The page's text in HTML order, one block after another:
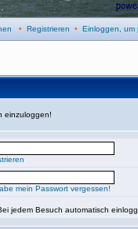
• Registrieren • Einloggen, um
einzuloggen!
mein Passwort vergessen!
jedem Besuch automatisch